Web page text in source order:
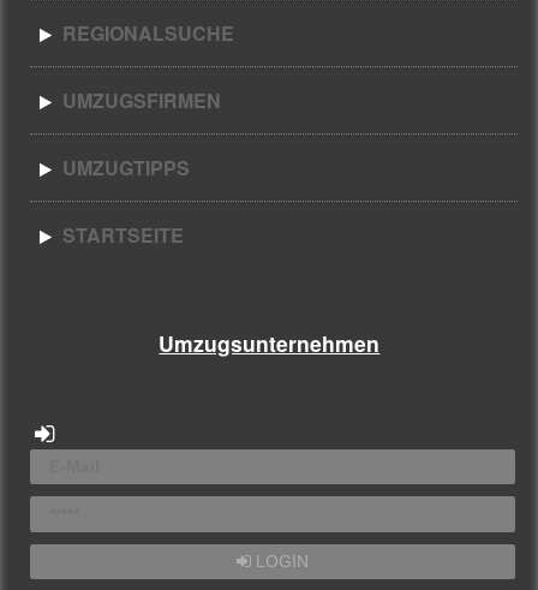
REGIONALSUCHE
UMZUGSFIRMEN
UMZUGTIPPS
STARTSEITE
Umzugsunternehmen
LOGIN